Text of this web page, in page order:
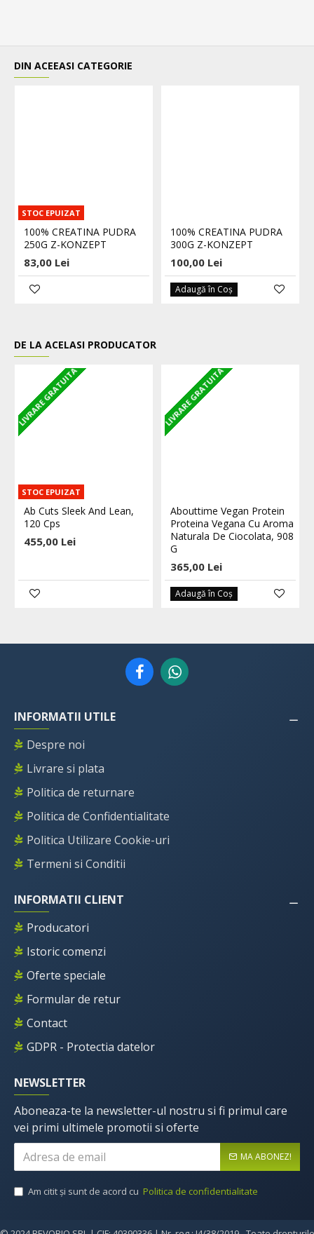
DIN ACEEASI CATEGORIE
STOC EPUIZAT
100% CREATINA PUDRA
250G Z-KONZEPT
83,00 Lei
100% CREATINA PUDRA
300G Z-KONZEPT
100,00 Lei
Adaugă în Coş
DE LA ACELASI PRODUCATOR
LIVRARE GRATUITA
STOC EPUIZAT
Ab Cuts Sleek And Lean,
120 Cps
455,00 Lei
LIVRARE GRATUITA
Abouttime Vegan Protein
Proteina Vegana Cu Aroma
Naturala De Ciocolata, 908
G
365,00 Lei
Adaugă în Coş
INFORMATII UTILE
Despre noi
Livrare si plata
Politica de returnare
Politica de Confidentialitate
Politica Utilizare Cookie-uri
Termeni si Conditii
INFORMATII CLIENT
Producatori
Istoric comenzi
Oferte speciale
Formular de retur
Contact
GDPR - Protectia datelor
NEWSLETTER
Aboneaza-te la newsletter-ul nostru si fi primul care
vei primi ultimele promotii si oferte
MA ABONEZ!
Am citit şi sunt de acord cu Politica de confidentialitate